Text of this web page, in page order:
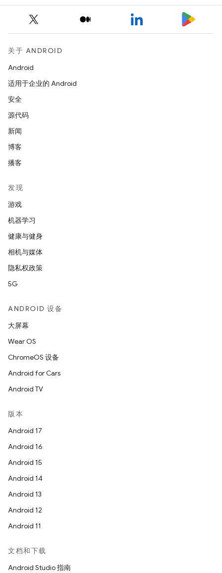
关于 ANDROID
Android
适用于企业的 Android
安全
源代码
新闻
博客
播客
发现
游戏
机器学习
健康与健身
相机与媒体
隐私权政策
5G
ANDROID 设备
大屏幕
Wear OS
ChromeOS 设备
Android for Cars
Android TV
版本
Android 17
Android 16
Android 15
Android 14
Android 13
Android 12
Android 11
文档和下载
Android Studio 指南